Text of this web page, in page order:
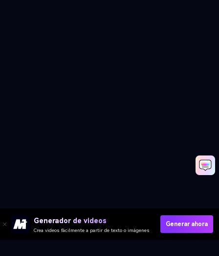
Generador de videos
Crea videos fácilmente a partir de texto o imágenes
Generar ahora